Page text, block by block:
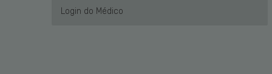
Login do Médico